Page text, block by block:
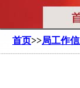
首页>>局工作